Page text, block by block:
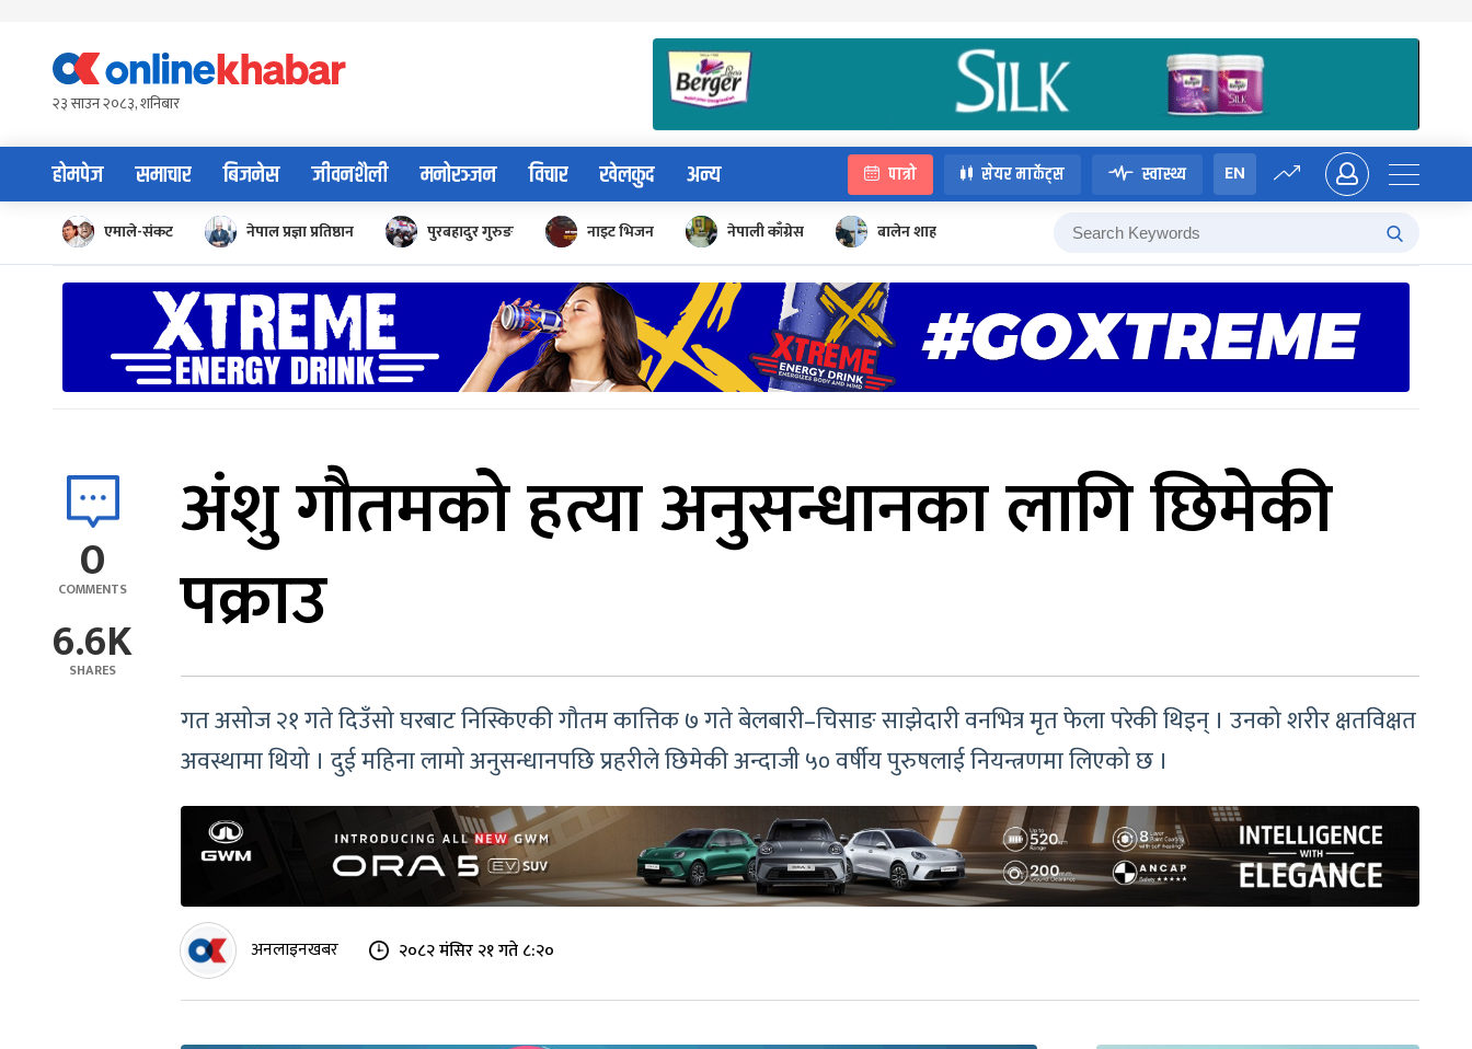
content२३ साउन २०८३, शनिबार
होमपेज समाचार बिजनेस जीवनशैली मनोरञ्जन विचार खेलकुद अन्य पात्रो सेयर मार्केट्स स्वास्थ्य EN
एमाले-संकट नेपाल प्रज्ञा प्रतिष्ठान पुरबहादुर गुरुङ नाइट भिजन नेपाली काँग्रेस बालेन शाह
0
COMMENTS
6.6K
SHARES
अंशु गौतमको हत्या अनुसन्धानका लागि छिमेकी
पक्राउ
गत असोज २१ गते दिउँसो घरबाट निस्किएकी गौतम कात्तिक ७ गते बेलबारी–चिसाङ साझेदारी वनभित्र मृत फेला परेकी थिइन् । उनको शरीर क्षतविक्षत
अवस्थामा थियो । दुई महिना लामो अनुसन्धानपछि प्रहरीले छिमेकी अन्दाजी ५० वर्षीय पुरुषलाई नियन्त्रणमा लिएको छ ।
अनलाइनखबर २०८२ मंसिर २१ गते ८:२०